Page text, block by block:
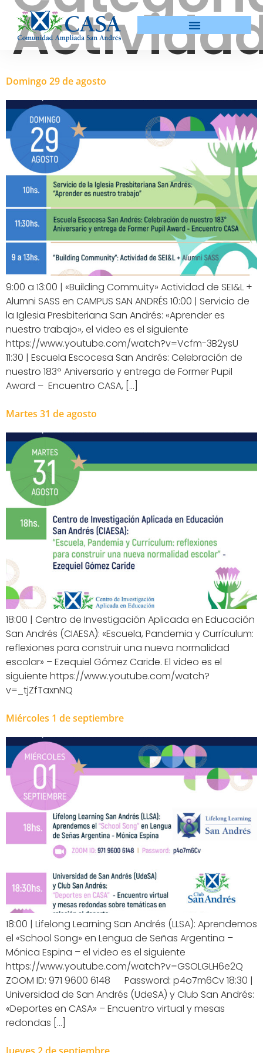
Domingo 29 de agosto
9:00 a 13:00 | «Building Commuity» Actividad de SEI&L +
Alumni SASS en CAMPUS SAN ANDRÉS 10:00 | Servicio de
la Iglesia Presbiteriana San Andrés: «Aprender es
nuestro trabajo», el video es el siguiente
https://www.youtube.com/watch?v=Vcfm-3B2ysU
11:30 | Escuela Escocesa San Andrés: Celebración de
nuestro 183º Aniversario y entrega de Former Pupil
Award – Encuentro CASA, […]
Martes 31 de agosto
18:00 | Centro de Investigación Aplicada en Educación
San Andrés (CIAESA): «Escuela, Pandemia y Currículum:
reflexiones para construir una nueva normalidad
escolar» – Ezequiel Gómez Caride. El video es el
siguiente https://www.youtube.com/watch?
v=_tjZfTaxnNQ
Miércoles 1 de septiembre
18:00 | Lifelong Learning San Andrés (LLSA): Aprendemos
el «School Song» en Lengua de Señas Argentina –
Mónica Espina – el video es el siguiente
https://www.youtube.com/watch?v=GSOLGLH6e2Q
ZOOM ID: 971 9600 6148 Password: p4o7m6Cv 18:30 |
Universidad de San Andrés (UdeSA) y Club San Andrés:
«Deportes en CASA» – Encuentro virtual y mesas
redondas […]